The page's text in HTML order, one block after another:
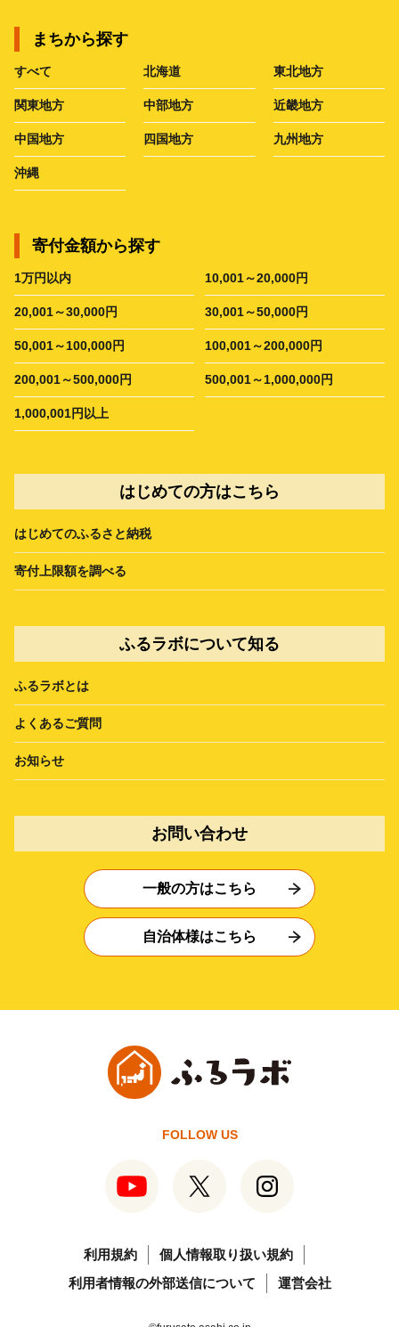
まちから探す
すべて 北海道 東北地方
関東地方 中部地方 近畿地方
中国地方 四国地方 九州地方
沖縄
寄付金額から探す
1万円以内 10,001～20,000円
20,001～30,000円 30,001～50,000円
50,001～100,000円 100,001～200,000円
200,001～500,000円 500,001～1,000,000円
1,000,001円以上
はじめての方はこちら
はじめてのふるさと納税
寄付上限額を調べる
ふるラボについて知る
ふるラボとは
よくあるご質問
お知らせ
お問い合わせ
一般の方はこちら
自治体様はこちら
FOLLOW US
利用規約
個人情報取り扱い規約
利用者情報の外部送信について
運営会社